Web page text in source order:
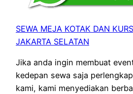
SEWA MEJA KOTAK DAN
JAKARTA SELATAN
Jika anda ingin membuat
kedepan sewa saja
kami, kami menyediakan